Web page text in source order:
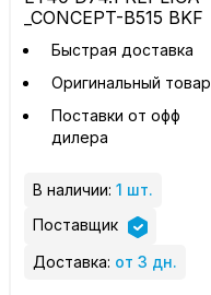
_CONCEPT-B515 BKF
Быстрая доставка
Оригинальный товар
Поставки от офф
дилера
В наличии: 1 шт.
Поставщик
Доставка: от 3 дн.